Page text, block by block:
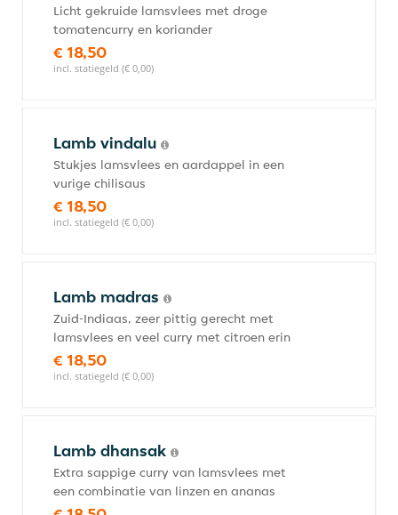
Licht gekruide lamsvlees met droge
tomatencurry en koriander
€ 18,50
incl. statiegeld (€ 0,00)
Lamb vindalu
Stukjes lamsvlees en aardappel in een
vurige chilisaus
€ 18,50
incl. statiegeld (€ 0,00)
Lamb madras
Zuid-Indiaas, zeer pittig gerecht met
lamsvlees en veel curry met citroen erin
€ 18,50
incl. statiegeld (€ 0,00)
Lamb dhansak
Extra sappige curry van lamsvlees met
een combinatie van linzen en ananas